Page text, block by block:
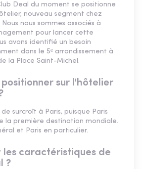
Deal du moment se positionne
nouveau segment chez
Nous nous sommes associés à
pour lancer cette
avons identifié un besoin
dans le 5ᵉ arrondissement à
la Place Saint-Michel.
positionner sur l'hôtelier
de surcroît à Paris, puisque Paris
la première destination mondiale.
et Paris en particulier.
les caractéristiques de
?